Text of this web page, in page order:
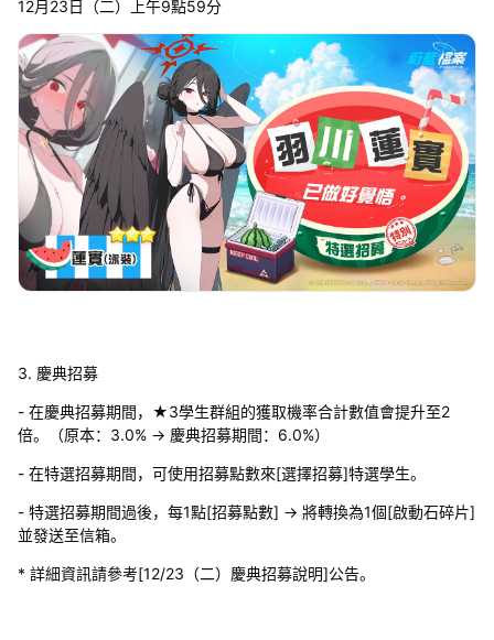
12月23日（二）上午9點59分
3. 慶典招募
- 在慶典招募期間，★3學生群組的獲取機率合計數值會提升至2
倍。（原本：3.0% → 慶典招募期間：6.0%）
- 在特選招募期間，可使用招募點數來[選擇招募]特選學生。
- 特選招募期間過後，每1點[招募點數] → 將轉換為1個[啟動石碎片]
並發送至信箱。
* 詳細資訊請參考[12/23（二）慶典招募說明]公告。